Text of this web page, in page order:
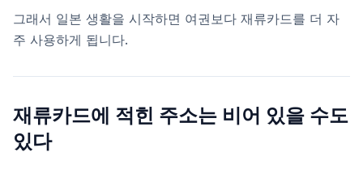
그래서 일본 생활을 시작하면 여권보다 재류카드를 더 자
주 사용하게 됩니다.
재류카드에 적힌 주소는 비어 있을 수도
있다